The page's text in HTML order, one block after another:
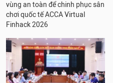
vùng an toàn để chinh phục sân
chơi quốc tế ACCA Virtual
Finhack 2026